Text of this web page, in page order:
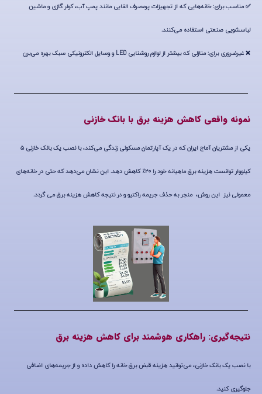
مناسب برای: خانه‌هایی که از تجهیزات پرمصرف القایی مانند پمپ آب، کولر گازی و ماشین
لباسشویی صنعتی استفاده می‌کنند.
غیرضروری برای: منازلی که بیشتر از لوازم روشناییLEDو وسایل الکترونیکی سبک بهره می‌برن
نمونه واقعی کاهش هزینه برق با بانک خازنی
یکی از مشتریان آماج ایران که در یک آپارتمان مسکونی زندگی می‌کند، با نصب یک بانک خازنی ۵
کیلووار توانست هزینه برق ماهیانه خود را ۲۰٪ کاهش دهد. این نشان می‌دهد که حتی در خانه‌های
معمولی نیز این روش، منجر به حذف جریمه راکتیو و در نتیجه کاهش هزینه برق می گردد.
نتیجه‌گیری: راهکاری هوشمند برای کاهش هزینه برق
با نصب یکبانک خازنی، می‌توانید هزینه قبض برق خانه را کاهش داده و ازجریمه‌های اضافی
جلوگیری کنید.